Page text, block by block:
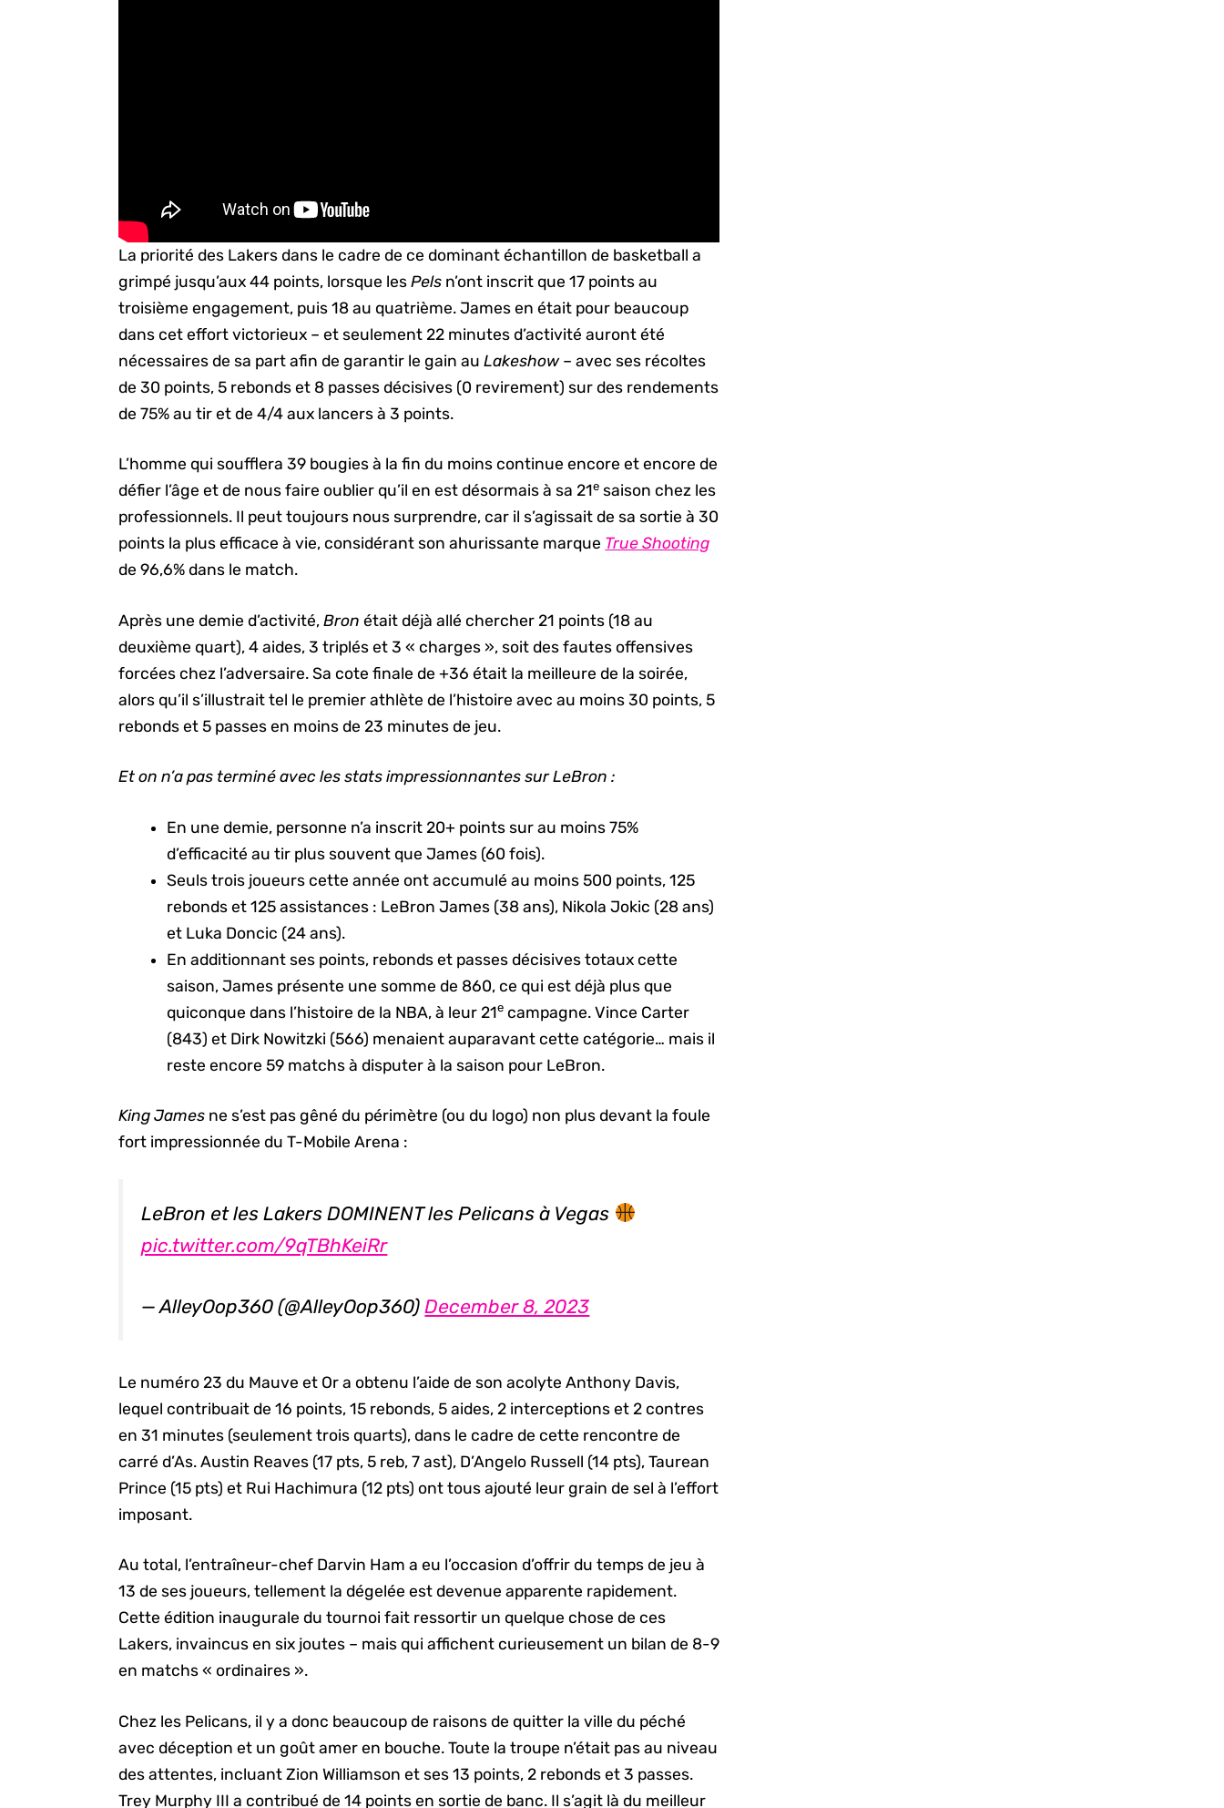
La priorité des Lakers dans le cadre de ce dominant échantillon de basketball a
grimpé jusqu’aux 44 points, lorsque lesPels n’ont inscrit que 17 points au
troisième engagement, puis 18 au quatrième. James en était pour beaucoup
dans cet effort victorieux – et seulement 22 minutes d’activité auront été
nécessaires de sa part afin de garantir le gain auLakeshow– avec ses récoltes
de 30 points, 5 rebonds et 8 passes décisives (0 revirement) sur des rendements
de 75% au tir et de 4/4 aux lancers à 3 points.
L’homme qui soufflera 39 bougies à la fin du moins continue encore et encore de
défier l’âge et de nous faire oublier qu’il en est désormais à sa 21e saison chez les
professionnels. Il peut toujours nous surprendre, car il s’agissait de sa sortie à 30
points la plus efficace à vie, considérant son ahurissante marque True Shooting
de 96,6% dans le match.
Après une demie d’activité,Bronétait déjà allé chercher 21 points (18 au
deuxième quart), 4 aides, 3 triplés et 3 « charges », soit des fautes offensives
forcées chez l’adversaire. Sa cote finale de +36 était la meilleure de la soirée,
alors qu’il s’illustrait tel le premier athlète de l’histoire avec au moins 30 points, 5
rebonds et 5 passes en moins de 23 minutes de jeu.
Et on n’a pas terminé avec les stats impressionnantes sur LeBron :
En une demie, personne n’a inscrit 20+ points sur au moins 75%
d’efficacité au tir plus souvent que James (60 fois).
Seuls trois joueurs cette année ont accumulé au moins 500 points, 125
rebonds et 125 assistances : LeBron James (38 ans), Nikola Jokic (28 ans)
et Luka Doncic (24 ans).
En additionnant ses points, rebonds et passes décisives totaux cette
saison, James présente une somme de 860, ce qui est déjà plus que
quiconque dans l’histoire de la NBA, à leur 21e campagne. Vince Carter
(843) et Dirk Nowitzki (566) menaient auparavant cette catégorie… mais il
reste encore 59 matchs à disputer à la saison pour LeBron.
King James ne s’est pas gêné du périmètre (ou du logo) non plus devant la foule
fort impressionnée du T-Mobile Arena :
LeBron et les Lakers DOMINENT les Pelicans à Vegas
pic.twitter.com/9qTBhKeiRr
— AlleyOop360 (@AlleyOop360)December 8, 2023
Le numéro 23 du Mauve et Or a obtenu l’aide de son acolyte Anthony Davis,
lequel contribuait de 16 points, 15 rebonds, 5 aides, 2 interceptions et 2 contres
en 31 minutes (seulement trois quarts), dans le cadre de cette rencontre de
carré d’As. Austin Reaves (17 pts, 5 reb, 7 ast), D’Angelo Russell (14 pts), Taurean
Prince (15 pts) et Rui Hachimura (12 pts) ont tous ajouté leur grain de sel à l’effort
imposant.
Au total, l’entraîneur-chef Darvin Ham a eu l’occasion d’offrir du temps de jeu à
13 de ses joueurs, tellement la dégelée est devenue apparente rapidement.
Cette édition inaugurale du tournoi fait ressortir un quelque chose de ces
Lakers, invaincus en six joutes – mais qui affichent curieusement un bilan de 8-9
en matchs « ordinaires ».
Chez les Pelicans, il y a donc beaucoup de raisons de quitter la ville du péché
avec déception et un goût amer en bouche. Toute la troupe n’était pas au niveau
des attentes, incluant Zion Williamson et ses 13 points, 2 rebonds et 3 passes.
Trey Murphy III a contribué de 14 points en sortie de banc. Il s’agit là du meilleur